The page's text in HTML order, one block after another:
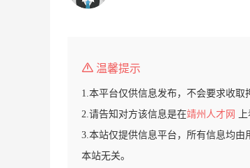
温馨提示
1.本平台仅供信息发布，不会要求收取
2.请告知对方该信息是在靖州人才网
3.本站仅提供信息平台，所有信息均
本站无关。